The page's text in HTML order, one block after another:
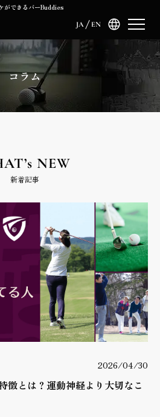
ができるバーBuddies
JA EN
コラム
NEW
新着記事
2026/04/30
徴とは？運動神経より大切なこ